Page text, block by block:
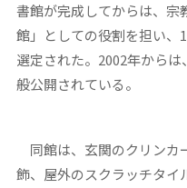
書館が完成してからは、宗
館」としての役割を担い、
選定された。2002年から
般公開されている。
同館は、玄関のクリンカ
飾、屋外のスクラッチタイ